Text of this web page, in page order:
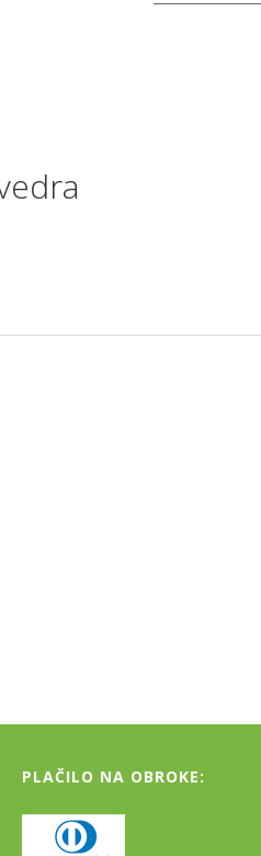
PLAČILO NA OBROKE: